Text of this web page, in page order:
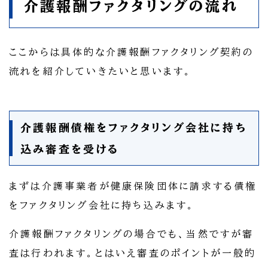
介護報酬ファクタリングの流れ
ここからは具体的な介護報酬ファクタリング契約の
流れを紹介していきたいと思います。
介護報酬債権をファクタリング会社に持ち
込み審査を受ける
まずは介護事業者が健康保険団体に請求する債権
をファクタリング会社に持ち込みます。
介護報酬ファクタリングの場合でも、当然ですが審
査は行われます。とはいえ審査のポイントが一般的